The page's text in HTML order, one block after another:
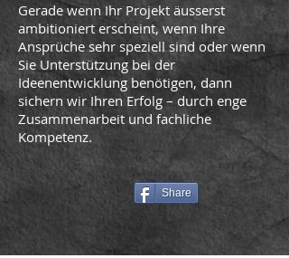
Gerade wenn Ihr Projekt äusserst
ambitioniert erscheint, wenn Ihre
Ansprüche sehr speziell sind oder wenn
Sie Unterstützung bei der
Ideenentwicklung benötigen, dann
sichern wir Ihren Erfolg – durch enge
Zusammenarbeit und fachliche
Kompetenz.
Share